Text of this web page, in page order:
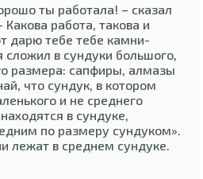
ты работала! – сказал
работа, такова и
дарю тебе тебе камни-
в сундуки большого,
размера: сапфиры, алмазы
что сундук, в котором
и не среднего
в сундуке,
по размеру сундуком».
лежат в среднем сундуке.